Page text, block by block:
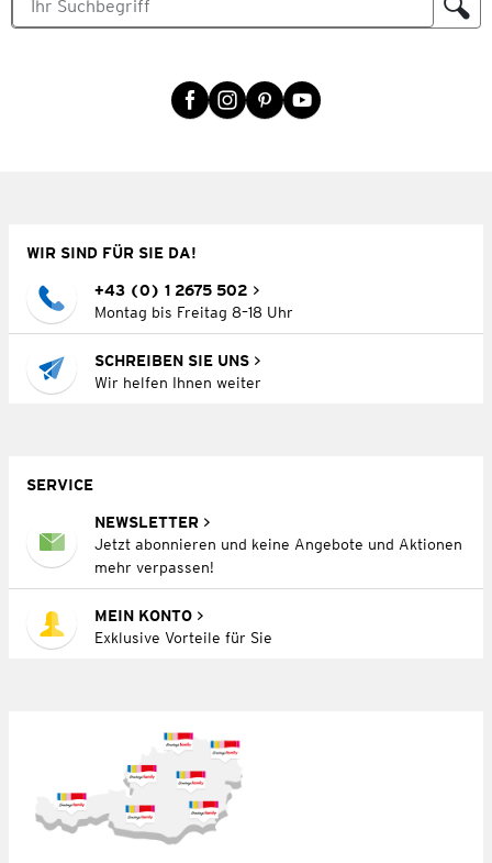
WIR SIND FÜR SIE DA!
+43 (0) 1 2675 502
Montag bis Freitag 8–18 Uhr
SCHREIBEN SIE UNS
Wir helfen Ihnen weiter
SERVICE
NEWSLETTER
Jetzt abonnieren und keine Angebote und Aktionen
mehr verpassen!
MEIN KONTO
Exklusive Vorteile für Sie